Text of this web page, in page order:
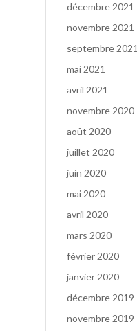
décembre 2021
novembre 2021
septembre 2021
mai 2021
avril 2021
novembre 2020
août 2020
juillet 2020
juin 2020
mai 2020
avril 2020
mars 2020
février 2020
janvier 2020
décembre 2019
novembre 2019